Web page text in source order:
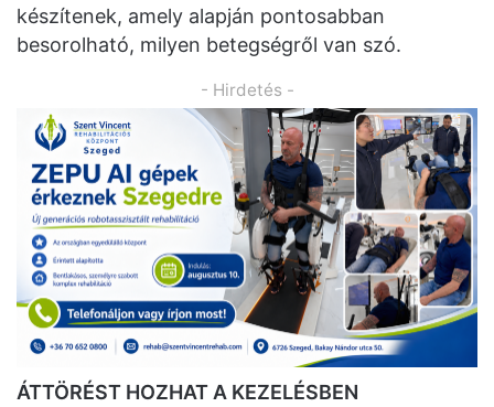
készítenek, amely alapján pontosabban
besorolható, milyen betegségről van szó.
- Hirdetés -
ÁTTÖRÉST HOZHAT A KEZELÉSBEN